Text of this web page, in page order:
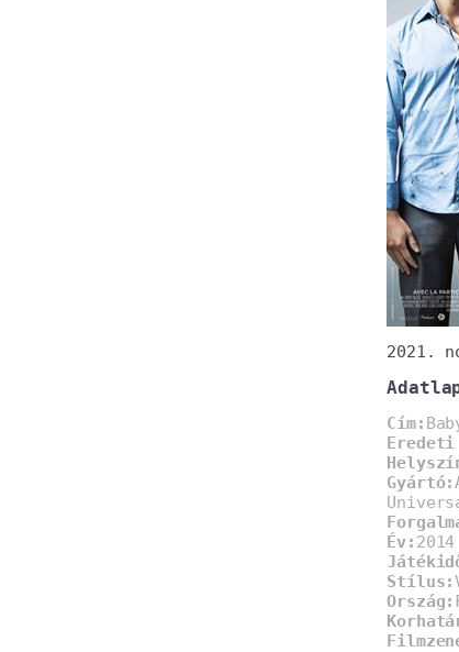
2021.
Cím:
Gyártó:
Év: 2014
Stílus:
Ország: